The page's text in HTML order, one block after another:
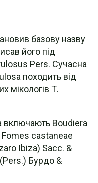
базову назву
його під
Pers. Сучасна
походить від
мікологів Т.
включають Boudiera
Fomes castaneae
Ibiza) Sacc. &
Бурдо &